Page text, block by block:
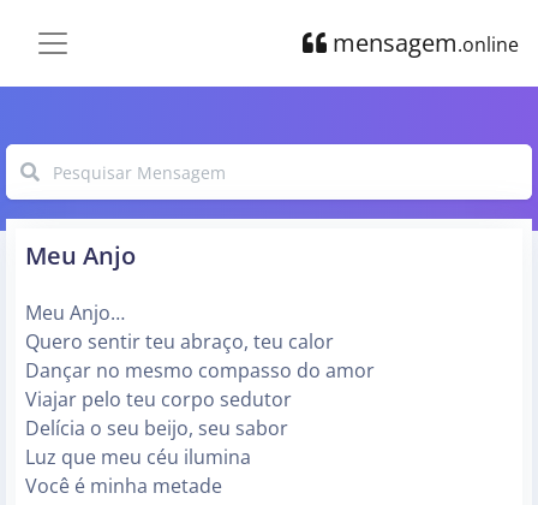
mensagem.online
Meu Anjo
Meu Anjo…
Quero sentir teu abraço, teu calor
Dançar no mesmo compasso do amor
Viajar pelo teu corpo sedutor
Delícia o seu beijo, seu sabor
Luz que meu céu ilumina
Você é minha metade